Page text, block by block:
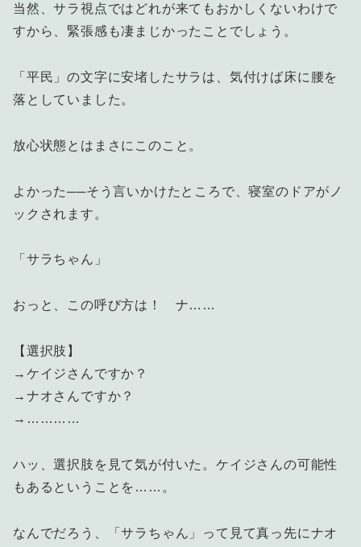
当然、サラ視点ではどれが来てもおかしくないわけで
すから、緊張感も凄まじかったことでしょう。
「平民」の文字に安堵したサラは、気付けば床に腰を
落としていました。
放心状態とはまさにこのこと。
よかった──そう言いかけたところで、寝室のドアがノ
ックされます。
「サラちゃん」
おっと、この呼び方は！ ナ……
【選択肢】
→ケイジさんですか？
→ナオさんですか？
→…………
ハッ、選択肢を見て気が付いた。ケイジさんの可能性
もあるということを……。
なんでだろう、「サラちゃん」って見て真っ先にナオ